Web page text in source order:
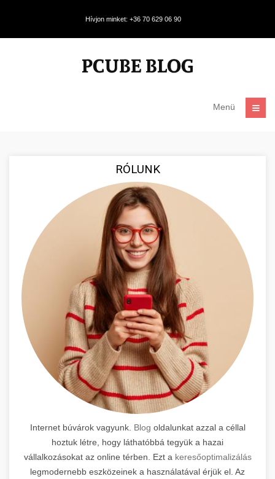
Hívjon minket: +36 70 629 06 90
Menü
RÓLUNK
Internet búvárok vagyunk. Blog oldalunkat azzal a céllal
hoztuk létre, hogy láthatóbbá tegyük a hazai
vállalkozásokat az online térben. Ezt a keresőoptimalizálás
legmodernebb eszközeinek a használatával érjük el. Az